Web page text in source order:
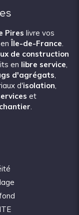
Pires livre vos
Île-de-France.
de construction
en libre service,
d'agrégats,
d'isolation,
et
.